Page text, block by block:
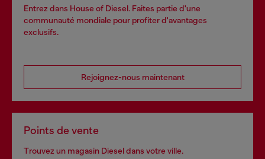
Entrez dans House of Diesel. Faites partie d'une
communauté mondiale pour profiter d'avantages
exclusifs.
Rejoignez-nous maintenant
Points de vente
Trouvez un magasin Diesel dans votre ville.